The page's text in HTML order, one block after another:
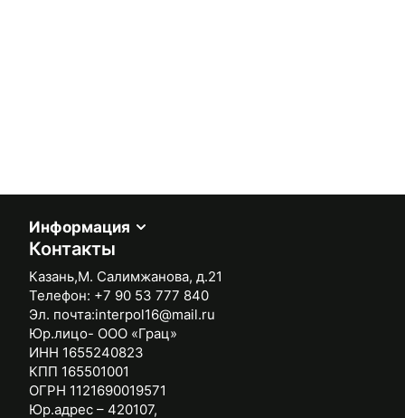
Информация
Контакты
Казань,М. Салимжанова, д.21
Телефон: +7 90 53 777 840
Эл. почта:interpol16@mail.ru
Юр.лицо- ООО «Грац»
ИНН 1655240823
КПП 165501001
ОГРН 1121690019571
Юр.адрес – 420107,